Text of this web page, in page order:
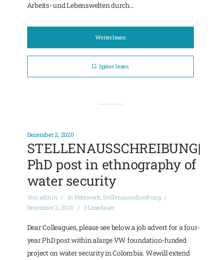
Arbeits- und Lebenswelten durch...
Weiterlesen
Später lesen
Dezember 2, 2020
STELLENAUSSCHREIBUNG|
PhD post in ethnography of
water security
Von admin In Netzwerk,Stellenausschreibung
Dezember 2, 2020
3 Lesedauer
Dear Colleagues, please see below a job advert for a four-
year PhD post within alarge VW foundation-funded
project on water security in Colombia. Wewill extend